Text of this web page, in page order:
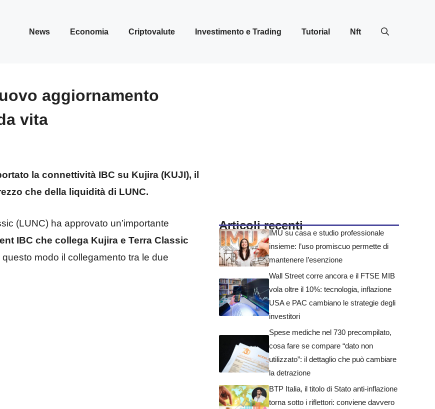
News Economia Criptovalute Investimento e Trading Tutorial Nft
aggiornamento
vita
la connettività IBC su Kujira (KUJI), il
che della liquidità di LUNC.
(LUNC) ha approvato un’importante
IBC che collega Kujira e Terra Classic
modo il collegamento tra le due
Articoli recenti
IMU su casa e studio professionale
insieme: l’uso promiscuo permette di
mantenere l’esenzione
Wall Street corre ancora e il FTSE MIB
vola oltre il 10%: tecnologia, inflazione
USA e PAC cambiano le strategie degli
investitori
Spese mediche nel 730 precompilato,
cosa fare se compare “dato non
utilizzato”: il dettaglio che può cambiare
la detrazione
BTP Italia, il titolo di Stato anti-inflazione
torna sotto i riflettori: conviene davvero